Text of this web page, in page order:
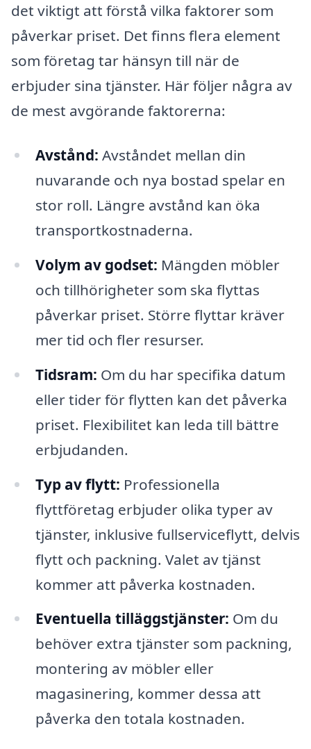
det viktigt att förstå vilka faktorer som
påverkar priset. Det finns flera element
som företag tar hänsyn till när de
erbjuder sina tjänster. Här följer några av
de mest avgörande faktorerna:
Avstånd: Avståndet mellan din
nuvarande och nya bostad spelar en
stor roll. Längre avstånd kan öka
transportkostnaderna.
Volym av godset: Mängden möbler
och tillhörigheter som ska flyttas
påverkar priset. Större flyttar kräver
mer tid och fler resurser.
Tidsram: Om du har specifika datum
eller tider för flytten kan det påverka
priset. Flexibilitet kan leda till bättre
erbjudanden.
Typ av flytt: Professionella
flyttföretag erbjuder olika typer av
tjänster, inklusive fullserviceflytt, delvis
flytt och packning. Valet av tjänst
kommer att påverka kostnaden.
Eventuella tilläggstjänster: Om du
behöver extra tjänster som packning,
montering av möbler eller
magasinering, kommer dessa att
påverka den totala kostnaden.